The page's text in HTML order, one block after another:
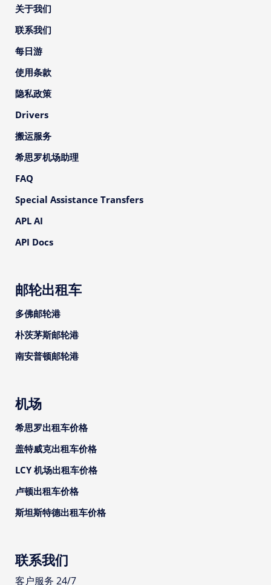
关于我们
联系我们
每日游
使用条款
隐私政策
Drivers
搬运服务
希思罗机场助理
FAQ
Special Assistance Transfers
APL AI
API Docs
邮轮出租车
多佛邮轮港
朴茨茅斯邮轮港
南安普顿邮轮港
机场
希思罗出租车价格
盖特威克出租车价格
LCY 机场出租车价格
卢顿出租车价格
斯坦斯特德出租车价格
联系我们
客户服务 24/7